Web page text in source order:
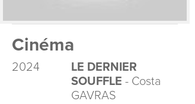
Cinéma
2024
LE DERNIER
SOUFFLE - Costa
GAVRAS